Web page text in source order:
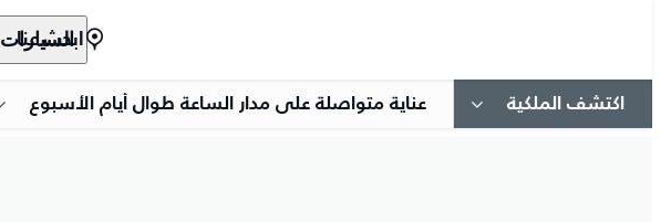
السيارات
ابحث عنا
اكتشف الملكية عناية متواصلة على مدار الساعة طوال أيام الأسبوع